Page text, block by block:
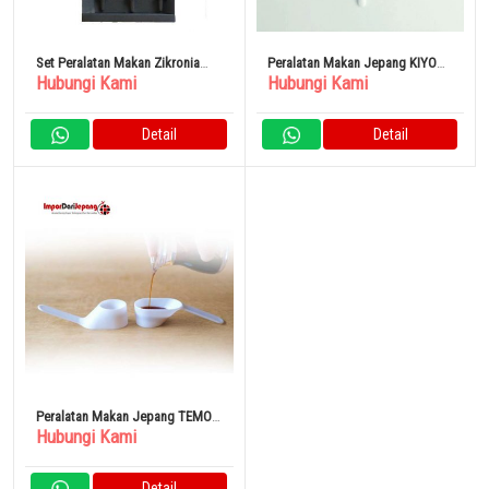
Set Peralatan Makan Zikronia
Putih
Hubungi Kami
Detail
Peralatan Makan Jepang KIYO
Dessert Spoon White
Hubungi Kami
Detail
Peralatan Makan Jepang TEMO
Sendok Ringan Dua Sisi Zikronia
Hubungi Kami